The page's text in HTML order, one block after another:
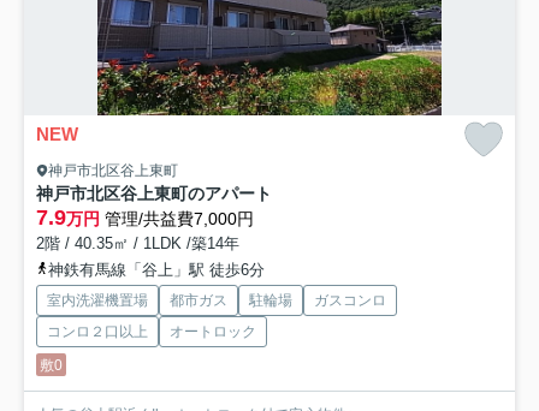
NEW
神戸市北区谷上東町
神戸市北区谷上東町のアパート
7.9万円 管理/共益費7,000円
2階 / 40.35㎡ / 1LDK /築14年
神鉄有馬線「谷上」駅 徒歩6分
室内洗濯機置場 都市ガス 駐輪場
ガスコンロ
コンロ２口以上
オートロック
敷0